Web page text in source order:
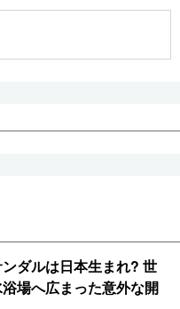
ンダルは日本生まれ? 世
場へ広まった意外な開